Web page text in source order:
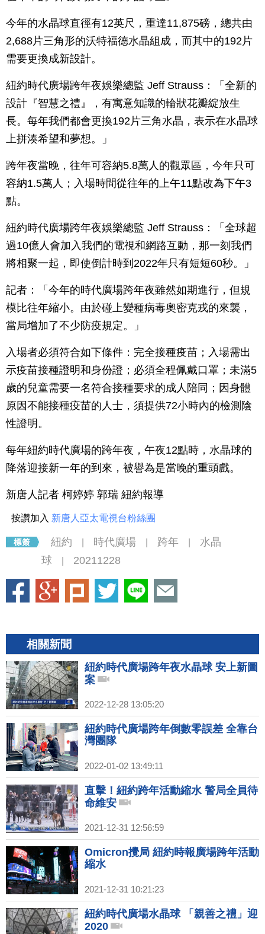
今年的水晶球直徑有12英尺，重達11,875磅，總共由
2,688片三角形的沃特福德水晶組成，而其中的192片
需要更換成新設計。
紐約時代廣場跨年夜娛樂總監 Jeff Strauss：「全新的
設計『智慧之禮』，有寓意知識的輪狀花瓣綻放生
長。每年我們都會更換192片三角水晶，表示在水晶球
上拼湊希望和夢想。」
跨年夜當晚，往年可容納5.8萬人的觀眾區，今年只可
容納1.5萬人；入場時間從往年的上午11點改為下午3
點。
紐約時代廣場跨年夜娛樂總監 Jeff Strauss：「全球超
過10億人會加入我們的電視和網路互動，那一刻我們
將相聚一起，即使倒計時到2022年只有短短60秒。」
記者：「今年的時代廣場跨年夜雖然如期進行，但規
模比往年縮小。由於碰上變種病毒奧密克戎的來襲，
當局增加了不少防疫規定。」
入場者必須符合如下條件：完全接種疫苗；入場需出
示疫苗接種證明和身份證；必須全程佩戴口罩；未滿5
歲的兒童需要一名符合接種要求的成人陪同；因身體
原因不能接種疫苗的人士，須提供72小時內的檢測陰
性證明。
每年紐約時代廣場的跨年夜，午夜12點時，水晶球的
降落迎接新一年的到來，被譽為是當晚的重頭戲。
新唐人記者 柯婷婷 郭瑞 紐約報導
按讚加入 新唐人亞太電視台粉絲團
紐約 時代廣場 跨年
水晶
球
20211228
相關新聞
紐約時代廣場跨年夜水晶球 安上新圖
案
2022-12-28 13:05:20
紐約時代廣場跨年倒數零誤差 全靠台
灣團隊
2022-01-02 13:49:11
直擊！紐約跨年活動縮水 警局全員待
命維安
2021-12-31 12:56:59
Omicron攪局 紐約時報廣場跨年活動
縮水
2021-12-31 10:21:23
紐約時代廣場水晶球 「親善之禮」迎
2020